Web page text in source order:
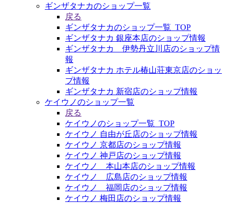
ギンザタナカのショップ一覧
戻る
ギンザタナカのショップ一覧_TOP
ギンザタナカ 銀座本店のショップ情報
ギンザタナカ 伊勢丹立川店のショップ情
報
ギンザタナカ ホテル椿山荘東京店のショッ
プ情報
ギンザタナカ 新宿店のショップ情報
ケイウノのショップ一覧
戻る
ケイウノのショップ一覧_TOP
ケイウノ 自由が丘店のショップ情報
ケイウノ 京都店のショップ情報
ケイウノ 神戸店のショップ情報
ケイウノ 本山本店のショップ情報
ケイウノ 広島店のショップ情報
ケイウノ 福岡店のショップ情報
ケイウノ 梅田店のショップ情報